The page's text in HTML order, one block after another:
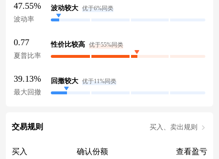
47.55%
波动率
波动较大 优于6%同类
0.77
夏普比率
性价比较高 优于55%同类
39.13%
最大回撤
回撤较大 优于11%同类
交易规则 买入、卖出规则
买入 确认份额 查看盈亏